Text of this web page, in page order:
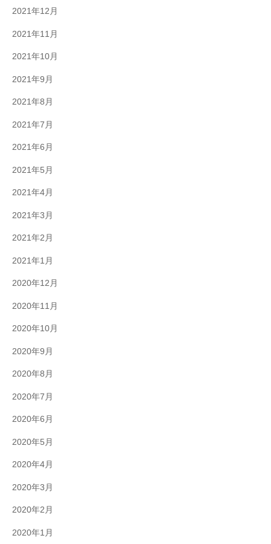
2021年12月
2021年11月
2021年10月
2021年9月
2021年8月
2021年7月
2021年6月
2021年5月
2021年4月
2021年3月
2021年2月
2021年1月
2020年12月
2020年11月
2020年10月
2020年9月
2020年8月
2020年7月
2020年6月
2020年5月
2020年4月
2020年3月
2020年2月
2020年1月